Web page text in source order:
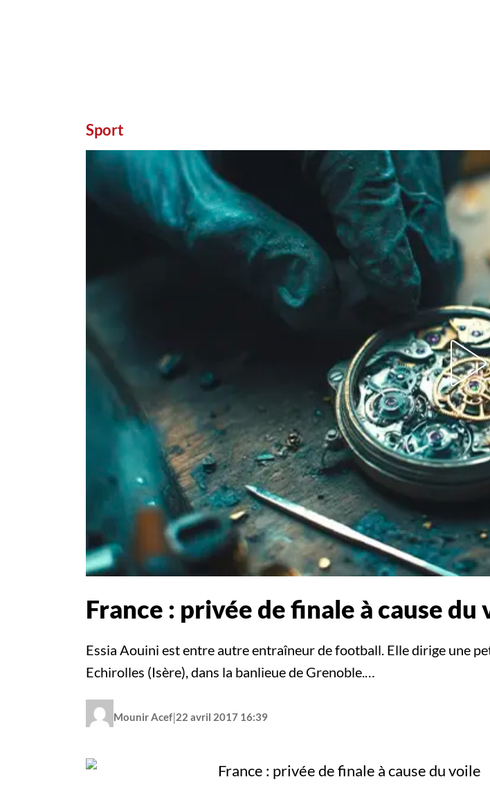
Sport
France : privée de finale à cause du
Essia Aouini est entre autre entraîneur de football. Elle dirige une
Echirolles (Isère), dans la banlieue de Grenoble.…
Mounir Acef|22 avril 2017 16:39